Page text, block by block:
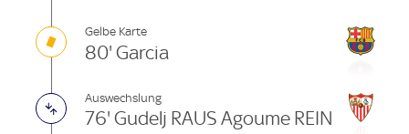
Gelbe Karte
80' Garcia
Auswechslung
76' Gudelj RAUS Agoume REIN